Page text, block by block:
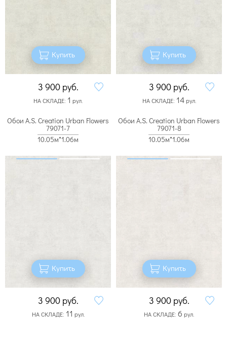
Купить
3 900 руб.
НА СКЛАДЕ: 1 рул.
Купить
3 900 руб.
НА СКЛАДЕ: 14рул.
Обои A.S. Creation Urban Flowers
79071-7
10.05м*1.06м
Купить
3 900 руб.
НА СКЛАДЕ: 11 рул.
Обои A.S. Creation Urban Flowers
79071-8
10.05м*1.06м
Купить
3 900 руб.
НА СКЛАДЕ: 6 рул.